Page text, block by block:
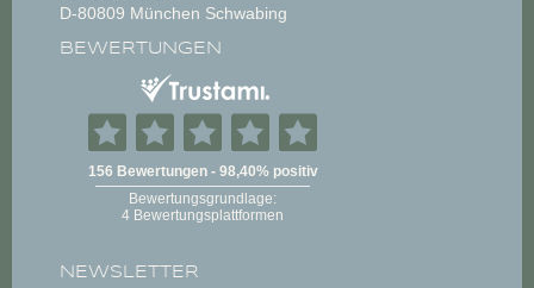
D-80809 München Schwabing
BEWERTUNGEN
NEWSLETTER